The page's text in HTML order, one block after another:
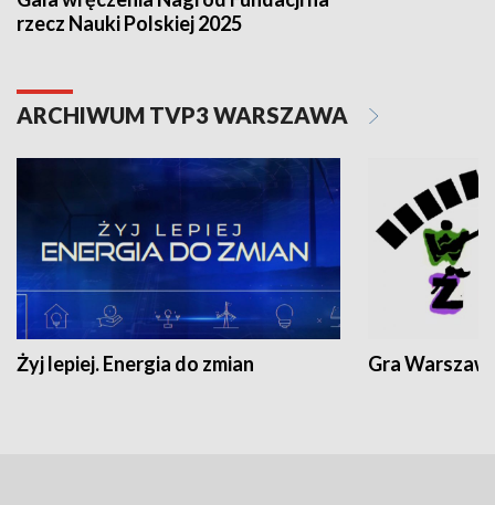
rzecz Nauki Polskiej 2025
ARCHIWUM TVP3 WARSZAWA
Żyj lepiej. Energia do zmian Gra